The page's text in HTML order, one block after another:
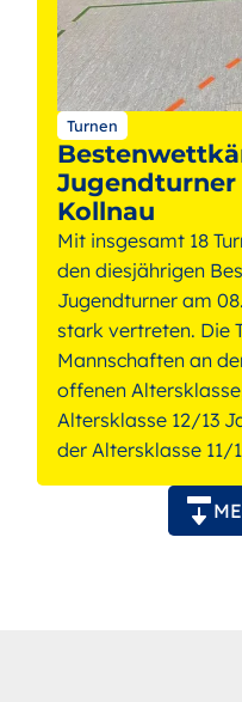
Turnen
Jugendturner
Kollnau
Mit insgesamt 18
den diesjährigen
Jugendturner am
stark vertreten. Die
Mannschaften an
offenen
Altersklasse 12/13
der Altersklasse 11/